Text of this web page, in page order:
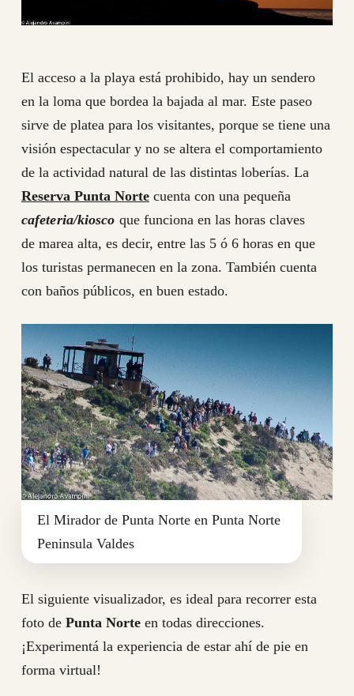
El acceso a la playa está prohibido, hay un sendero
en la loma que bordea la bajada al mar. Este paseo
sirve de platea para los visitantes, porque se tiene una
visión espectacular y no se altera el comportamiento
de la actividad natural de las distintas loberías. La
Reserva Punta Nortecuenta con una pequeña
cafeteria/kiosco que funciona en las horas claves
de marea alta, es decir, entre las 5 ó 6 horas en que
los turistas permanecen en la zona. También cuenta
con baños públicos, en buen estado.
El Mirador de Punta Norte en Punta Norte
Peninsula Valdes
El siguiente visualizador, es ideal para recorrer esta
foto de Punta Norteen todas direcciones.
¡Experimentá la experiencia de estar ahí de pie en
forma virtual!